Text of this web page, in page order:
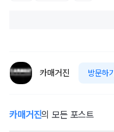
카매거진 방문하기
카매거진의 모든 포스트